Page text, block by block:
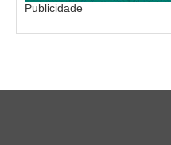
Publicidade